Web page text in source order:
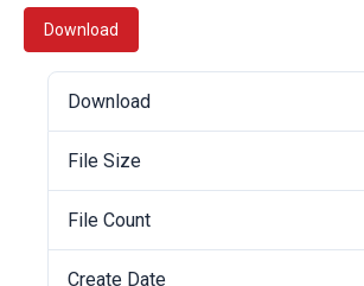
Download
Download
File Size
File Count
Create Date